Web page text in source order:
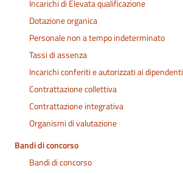
Incarichi di Elevata qualificazione
Dotazione organica
Personale non a tempo indeterminato
Tassi di assenza
Incarichi conferiti e autorizzati ai dipendenti
Contrattazione collettiva
Contrattazione integrativa
Organismi di valutazione
Bandi di concorso
Bandi di concorso